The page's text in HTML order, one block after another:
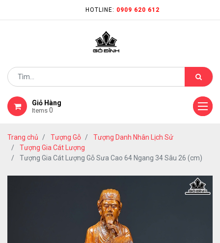
HOTLINE: 0909 620 612
Giỏ Hàng
Items 0
Trang chủ Tượng Gỗ
Tượng Danh Nhân Lịch Sử
Tượng Gia Cát Lượng
Tượng Gia Cát Lượng Gỗ Sưa Cao 64 Ngang 34 Sâu 26 (cm)